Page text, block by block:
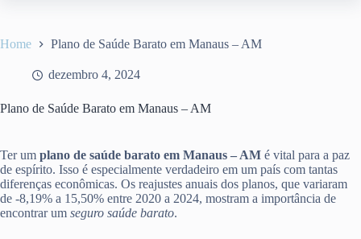
Home Plano de Saúde Barato em Manaus – AM
dezembro 4, 2024
Plano de Saúde Barato em Manaus – AM
Ter um plano de saúde barato em Manaus – AM é vital para a paz
de espírito. Isso é especialmente verdadeiro em um país com tantas
diferenças econômicas. Os reajustes anuais dos planos, que variaram
de -8,19% a 15,50% entre 2020 a 2024, mostram a importância de
encontrar um seguro saúde barato.